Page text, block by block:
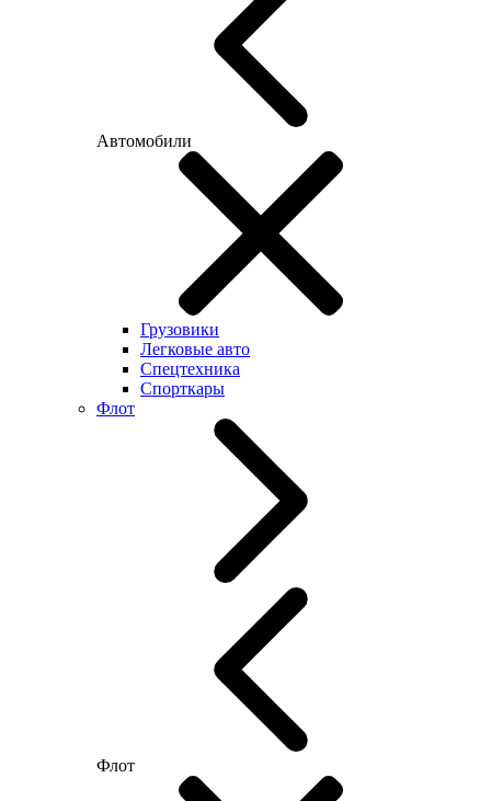
Автомобили
Грузовики
Легковые авто
Спецтехника
Спорткары
Флот
Флот